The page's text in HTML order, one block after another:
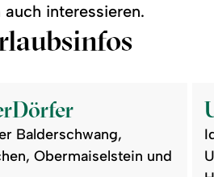
interessieren.
Balderschwang,
Obermaiselstein und